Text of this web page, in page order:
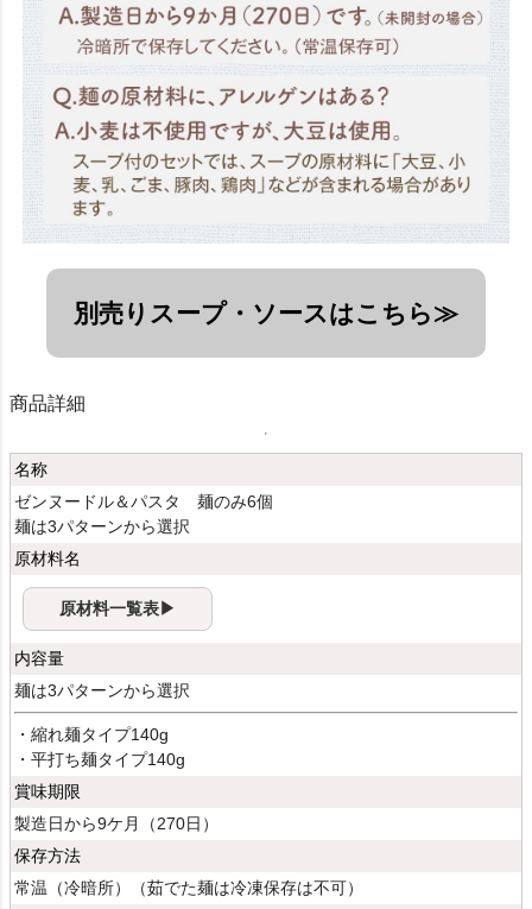
別売りスープ・ソースはこちら≫
商品詳細
名称
ゼンヌードル＆パスタ 麺のみ6個
麺は3パターンから選択
原材料名
原材料一覧表▶
内容量
麺は3パターンから選択
・縮れ麺タイプ140g
・平打ち麺タイプ140g
賞味期限
製造日から9ケ月（270日）
保存方法
常温（冷暗所）（茹でた麺は冷凍保存は不可）